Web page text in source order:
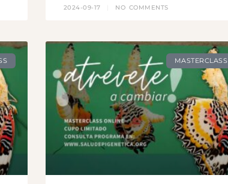
2024-09-17 NO COMMENTS
MASTERCLASS